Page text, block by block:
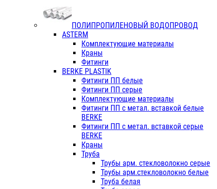
ПОЛИПРОПИЛЕНОВЫЙ ВОДОПРОВОД
ASTERM
Комплектующие материалы
Краны
Фитинги
BERKE PLASTIK
Фитинги ПП белые
Фитинги ПП серые
Комплектующие материалы
Фитинги ПП с метал. вставкой белые
BERKE
Фитинги ПП с метал. вставкой серые
BERKE
Краны
Труба
Трубы арм. стекловолокно серые
Трубы арм.стекловолокно белые
Труба белая